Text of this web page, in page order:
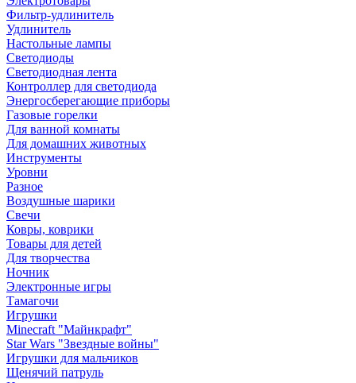
Фильтр-удлинитель
Удлинитель
Настольные лампы
Светодиоды
Светодиодная лента
Контроллер для светодиода
Энергосберегающие приборы
Газовые горелки
Для ванной комнаты
Для домашних животных
Инструменты
Уровни
Разное
Воздушные шарики
Свечи
Ковры, коврики
Товары для детей
Для творчества
Ночник
Электронные игры
Тамагочи
Игрушки
Minecraft "Майнкрафт"
Star Wars "Звездные войны"
Игрушки для мальчиков
Щенячий патруль